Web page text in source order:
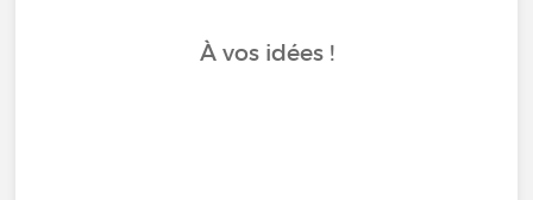
À vos idées !